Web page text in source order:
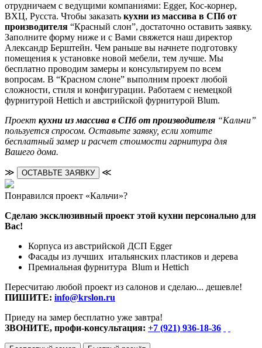
отрудничаем с ведущими компаниями: Egger, Кос-корнер,
ВХЦ, Русста. Чтобы заказать кухни из массива в СПб от
производителя “Красный слон”, достаточно оставить заявку.
Заполните форму ниже и с Вами свяжется наш директор
Александр Берштейн. Чем раньше вы начнете подготовку
помещения к установке новой мебели, тем лучше. Мы
бесплатно проводим замеры и консультируем по всем
вопросам. В “Красном слоне” выполним проект любой
сложности, стиля и конфигурации. Работаем с немецкой
фурнитурой Hettich и австрийской фурнитурой Blum.
Проект кухни из массива в СПб от производителя “Кальчи”
пользуется спросом. Оставьте заявку, если хотите
бесплатный замер и расчет стоимости гарнитура для
Вашего дома.
≫ ОСТАВЬТЕ ЗАЯВКУ ≪
Понравился проект «Кальчи»?
Сделаю эксклюзивный проект этой кухни персонально для
Вас!
Корпуса из австрийской ДСП Egger
Фасады из лучших итальянских пластиков и дерева
Премиальная фурнитура Blum и Hettich
Пересчитаю любой проект из салонов и сделаю... дешевле!
ПИШИТЕ: info@krslon.ru
Приеду на замер бесплатно уже завтра!
ЗВОНИТЕ, профи-консультация: +7 (921) 936-18-36